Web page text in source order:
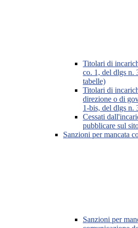
Titolari di
co. 1, del dlgs n.
tabelle)
Titolari di
direzione o di
1-bis, del dlgs n.
Cessati
pubblicare sul
Sanzioni per mancata
Sanzioni per